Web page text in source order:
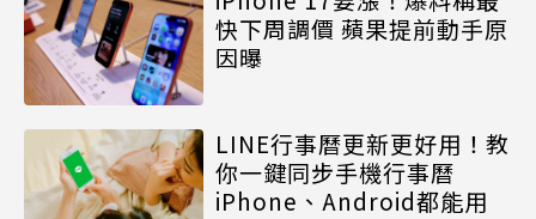
快下周調價 蘋果提前動手原
因曝
LINE行事曆更新更好用！教
你一鍵同步手機行事曆
iPhone、Android都能用